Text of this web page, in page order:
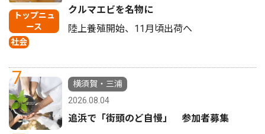
トップニュ
ース
社会
クルマエビを名物に
陸上養殖開始、11月頃出荷へ
7
横須賀・三浦
2026.08.04
追浜で「街頭のど自慢」 参加者募集